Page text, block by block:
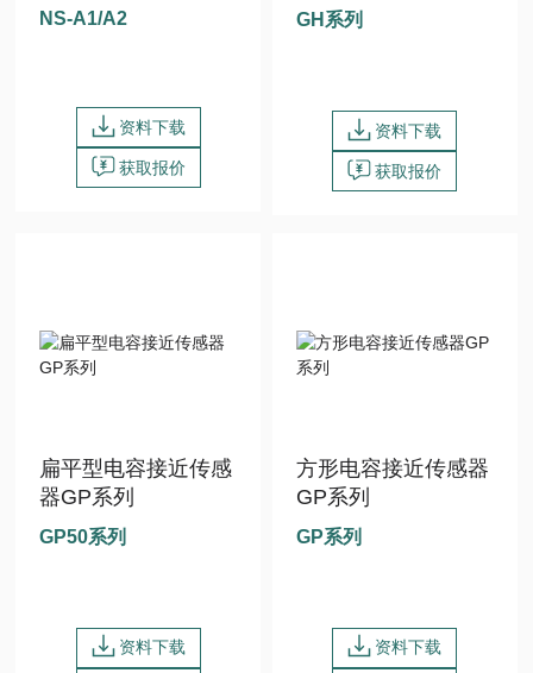
NS-A1/A2
资料下载
获取报价
GH系列
资料下载
获取报价
扁平型电容接近传感
器GP系列
GP50系列
资料下载
方形电容接近传感器
GP系列
GP系列
资料下载